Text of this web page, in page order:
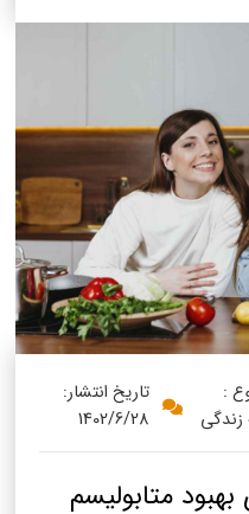
:
تاریخ انتشار:
1402/6/28
متابولیسم